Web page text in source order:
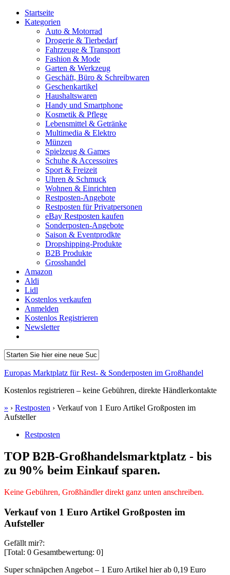
Startseite
Kategorien
Auto & Motorrad
Drogerie & Tierbedarf
Fahrzeuge & Transport
Fashion & Mode
Garten & Werkzeug
Geschäft, Büro & Schreibwaren
Geschenkartikel
Haushaltswaren
Handy und Smartphone
Kosmetik & Pflege
Lebensmittel & Getränke
Multimedia & Elektro
Münzen
Spielzeug & Games
Schuhe & Accessoires
Sport & Freizeit
Uhren & Schmuck
Wohnen & Einrichten
Restposten-Angebote
Restposten für Privatpersonen
eBay Restposten kaufen
Sonderposten-Angebote
Saison & Eventprodkte
Dropshipping-Produkte
B2B Produkte
Grosshandel
Amazon
Aldi
Lidl
Kostenlos verkaufen
Anmelden
Kostenlos Registrieren
Newsletter
Europas Marktplatz für Rest- & Sonderposten im Großhandel
Kostenlos registrieren – keine Gebühren, direkte Händlerkontakte
» › Restposten › Verkauf von 1 Euro Artikel Großposten im
Aufsteller
Restposten
TOP B2B-Großhandelsmarktplatz - bis
zu 90% beim Einkauf sparen.
Keine Gebühren, Großhändler direkt ganz unten anschreiben.
Verkauf von 1 Euro Artikel Großposten im
Aufsteller
Gefällt mir?:
[Total: 0 Gesamtbewertung: 0]
Super schnäpchen Angebot – 1 Euro Artikel hier ab 0,19 Euro